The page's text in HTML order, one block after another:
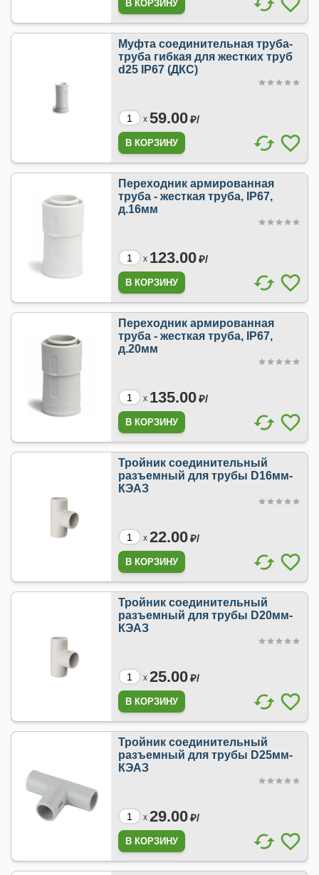
Муфта соединительная труба-
труба гибкая для жестких труб
d25 IP67 (ДКС)
x 59.00₽/
Переходник армированная
труба - жесткая труба, IP67,
д.16мм
x 123.00₽/
Переходник армированная
труба - жесткая труба, IP67,
д.20мм
x 135.00₽/
Тройник соединительный
разъемный для трубы D16мм-
КЭАЗ
x 22.00₽/
Тройник соединительный
разъемный для трубы D20мм-
КЭАЗ
x 25.00₽/
Тройник соединительный
разъемный для трубы D25мм-
КЭАЗ
x 29.00₽/